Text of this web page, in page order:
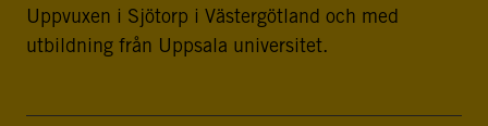
Uppvuxen i Sjötorp i Västergötland och med
utbildning från Uppsala universitet.